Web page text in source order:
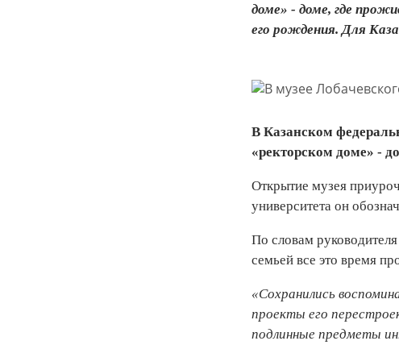
доме» - доме, где
его рождения. Для
В Казанском
«ректорском доме» -
Открытие музея
университета он
По словам
семьей все это время
«Сохранились
проекты его
подлинные предметы